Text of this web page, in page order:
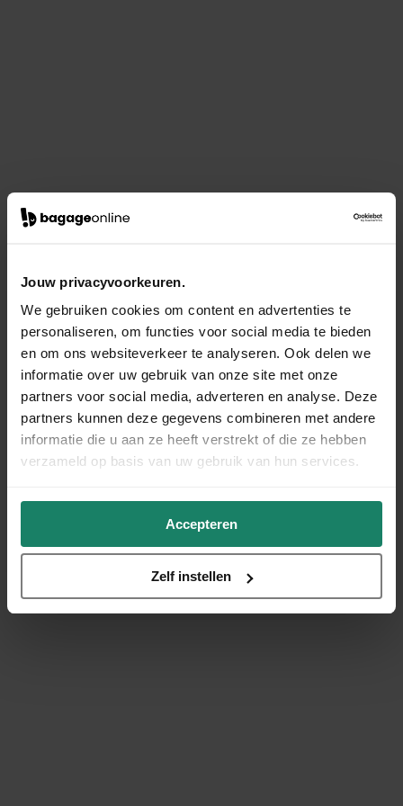
Jouw privacyvoorkeuren.
We gebruiken cookies om content en advertenties te
personaliseren, om functies voor social media te bieden
en om ons websiteverkeer te analyseren. Ook delen we
informatie over uw gebruik van onze site met onze
partners voor social media, adverteren en analyse. Deze
partners kunnen deze gegevens combineren met andere
informatie die u aan ze heeft verstrekt of die ze hebben
verzameld op basis van uw gebruik van hun services.
Accepteren
Zelf instellen